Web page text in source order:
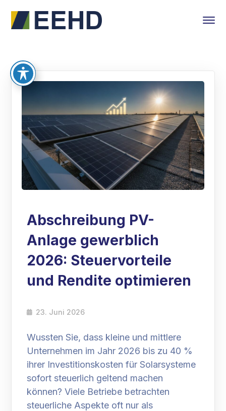
Abschreibung PV-
Anlage gewerblich
2026: Steuervorteile
und Rendite optimieren
23. Juni 2026
Wussten Sie, dass kleine und mittlere
Unternehmen im Jahr 2026 bis zu 40 %
ihrer Investitionskosten für Solarsysteme
sofort steuerlich geltend machen
können? Viele Betriebe betrachten
steuerliche Aspekte oft nur als